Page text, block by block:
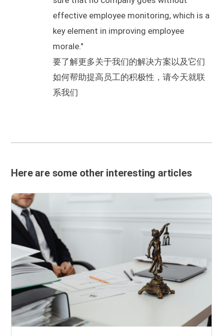
effective employee monitoring, which is a
key element in improving employee
morale."
要了解更多关于我们的解决方案以及它们
如何帮助提高员工的积极性，请今天就联
系我们
Here are some other interesting articles